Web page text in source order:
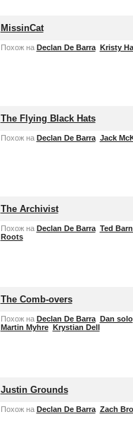
MissinCat
Похож на Declan De Barra Kristy
The Flying Black Hats
Похож на Declan De Barra Jack
The Archivist
Похож на Declan De Barra Ted
Roots
The Comb-overs
Похож на Declan De Barra Dan solo
Martin Myhre Krystian Dell
Justin Grounds
Похож на Declan De Barra Zach